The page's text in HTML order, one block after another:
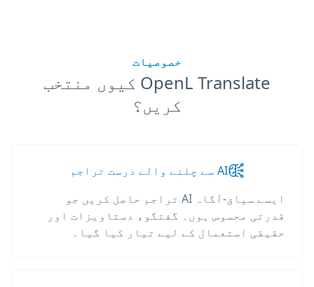
خصوصیات
OpenL Translate کیوں منتخب
کریں؟
AI سے چلنے والے درست تراجم
ایسے سیاق-آگاہ AI تراجم حاصل کریں جو
قدرتی محسوس ہوں۔ گفتگو، دستاویزات اور
حقیقی استعمال کے لیے تیار کیا گیا۔